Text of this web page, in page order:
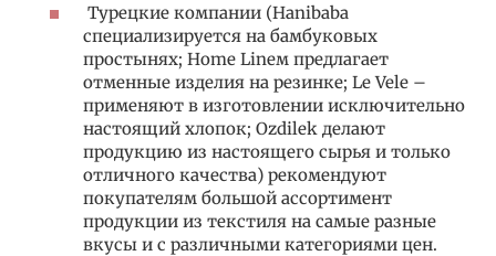
Турецкие компании (Hanibaba
специализируется на бамбуковых
простынях; Home Lineм предлагает
отменные изделия на резинке; Le Vele –
применяют в изготовлении исключительно
настоящий хлопок; Ozdilek делают
продукцию из настоящего сырья и только
отличного качества) рекомендуют
покупателям большой ассортимент
продукции из текстиля на самые разные
вкусы и с различными категориями цен.